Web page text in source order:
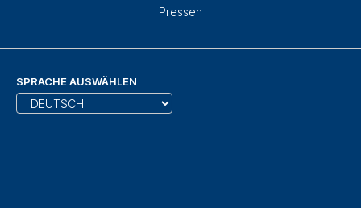
Pressen
SPRACHE AUSWÄHLEN